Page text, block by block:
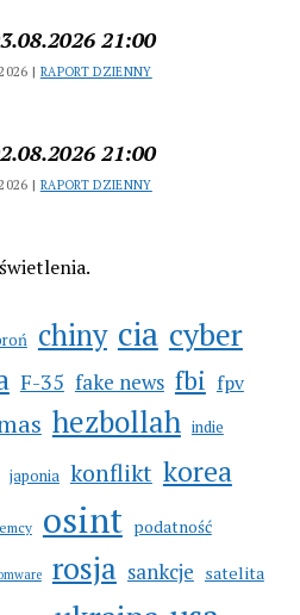
21:00
| RAPORT DZIENNY
21:00
| RAPORT DZIENNY
chiny cia cyber
F-35 fake news fbi fpv
hezbollah indie
japonia konflikt korea
osint podatność
rosja sankcje satelita